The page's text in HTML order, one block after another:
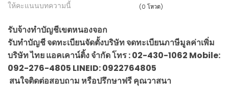
ให้คะแนนบทความนี้ (0 โหวต)
รับจ้างทำบัญชีเขตหนองจอก
รับทำบัญชี จดทะเบียนจัดตั้งบริษัท จดทะเบียนภาษีมูลค่าเพิ่ม
บริษัท ไทย แอคเคาน์ติ้ง จำกัด โทร : 02-430-1062 Mobile:
092-276-4805 LINEID: 0922764805
สนใจติดต่อสอบถาม หรือปรึกษาฟรี คุณวาสนา